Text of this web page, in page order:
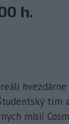
h.
tím
misií